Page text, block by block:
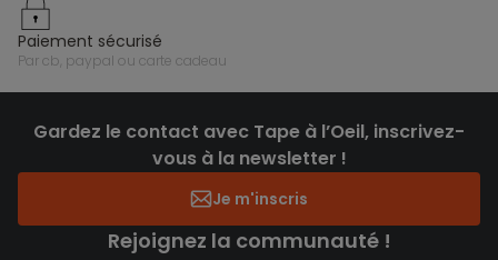
paiement sécurisé
par cb, paypal ou carte cadeau
Gardez le contact avec Tape à l’Oeil, inscrivez-
vous à la newsletter !
Je m'inscris
Rejoignez la communauté !